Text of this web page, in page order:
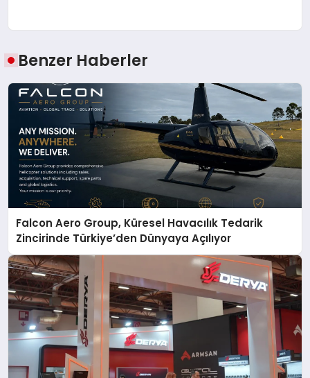
Benzer Haberler
Falcon Aero Group, Küresel Havacılık Tedarik
Zincirinde Türkiye’den Dünyaya Açılıyor